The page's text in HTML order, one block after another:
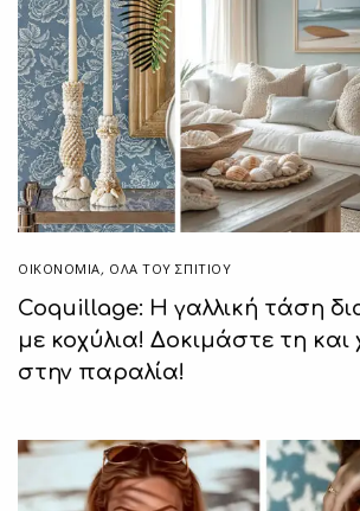
ΟΙΚΟΝΟΜΙΑ, ΌΛΑ ΤΟΥ ΣΠΙΤΙΟΥ
Coquillage: Η γαλλική τάση
με κοχύλια! Δοκιμάστε τη και
στην παραλία!